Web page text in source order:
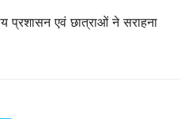
प्रशासन एवं छात्राओं ने सराहना